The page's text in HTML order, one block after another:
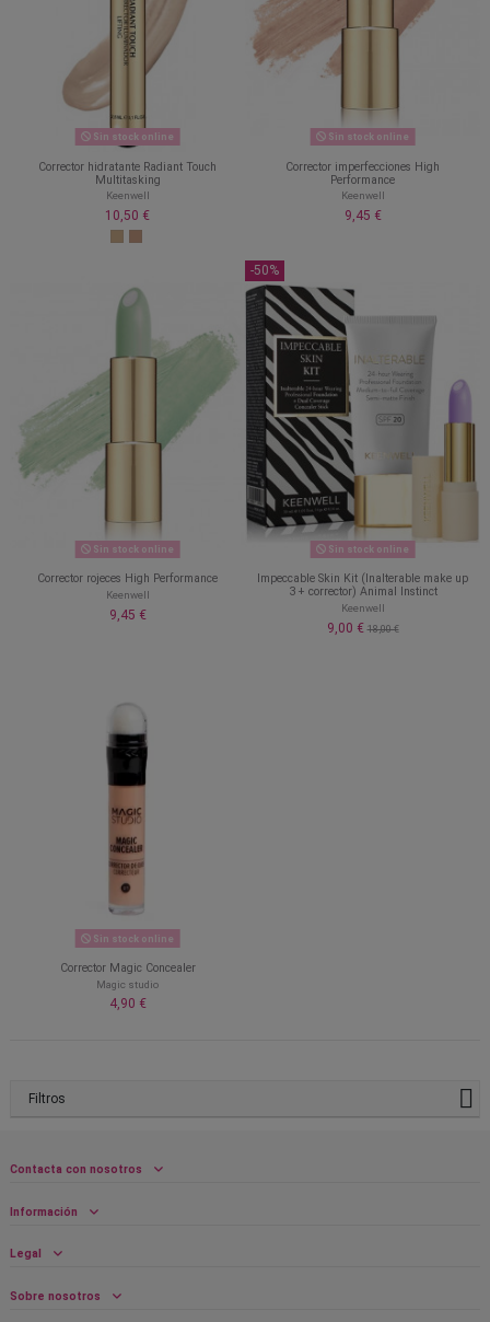
Sin stock online
Corrector hidratante Radiant Touch
Multitasking
Keenwell
10,50 €
Sin stock online
Corrector imperfecciones High
Performance
Keenwell
9,45 €
Sin stock online
Corrector rojeces High Performance
Keenwell
9,45 €
-50%
Sin stock online
Impeccable Skin Kit (Inalterable make up
3 + corrector) Animal Instinct
Keenwell
9,00 €18,00 €
Sin stock online
Corrector Magic Concealer
Magic studio
4,90 €
Filtros
Contacta con nosotros
Información
Legal
Sobre nosotros